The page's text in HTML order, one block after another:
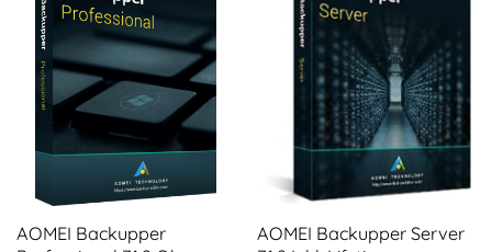
AOMEI Backupper
AOMEI Backupper Server